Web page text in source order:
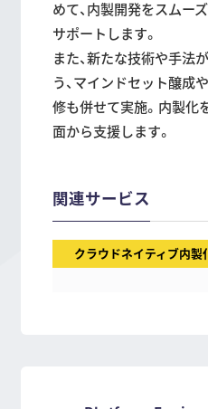
めて、内製開発をスムー
サポートします。
また、新たな技術や手法
う、マインドセット醸成
修も併せて実施。内製化
面から支援します。
関連サービス
クラウドネイティブ内製